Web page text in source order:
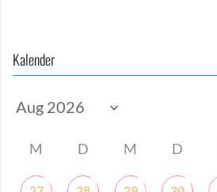
Kalender
M D M D